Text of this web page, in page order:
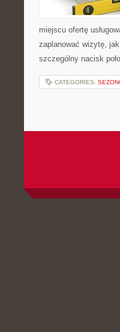
miejscu ofertę
zaplanować wizytę,
szczególny nacisk
CATEGORIES: